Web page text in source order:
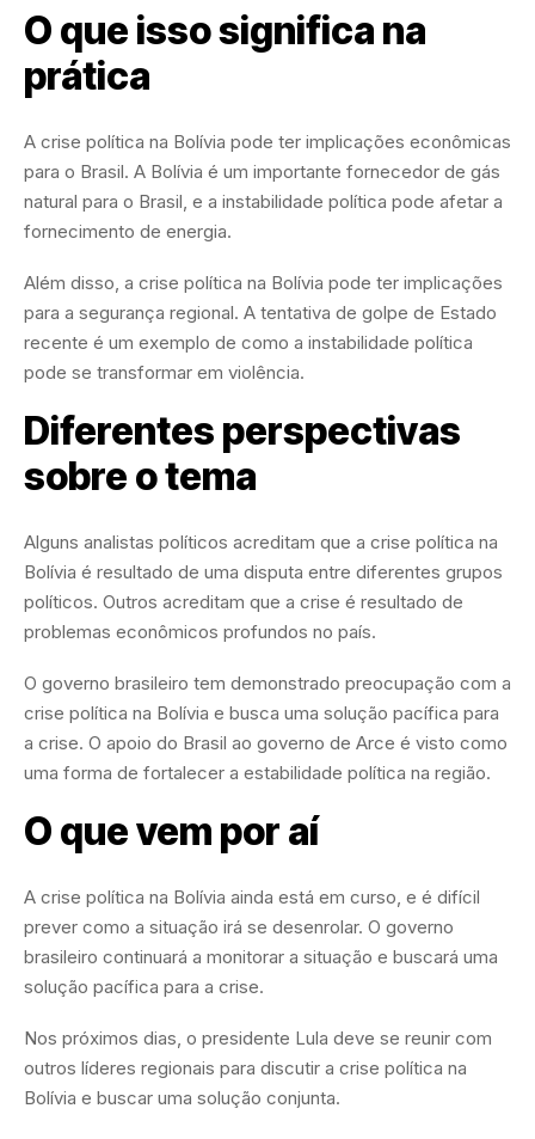
O que isso significa na
prática
A crise política na Bolívia pode ter implicações econômicas
para o Brasil. A Bolívia é um importante fornecedor de gás
natural para o Brasil, e a instabilidade política pode afetar a
fornecimento de energia.
Além disso, a crise política na Bolívia pode ter implicações
para a segurança regional. A tentativa de golpe de Estado
recente é um exemplo de como a instabilidade política
pode se transformar em violência.
Diferentes perspectivas
sobre o tema
Alguns analistas políticos acreditam que a crise política na
Bolívia é resultado de uma disputa entre diferentes grupos
políticos. Outros acreditam que a crise é resultado de
problemas econômicos profundos no país.
O governo brasileiro tem demonstrado preocupação com a
crise política na Bolívia e busca uma solução pacífica para
a crise. O apoio do Brasil ao governo de Arce é visto como
uma forma de fortalecer a estabilidade política na região.
O que vem por aí
A crise política na Bolívia ainda está em curso, e é difícil
prever como a situação irá se desenrolar. O governo
brasileiro continuará a monitorar a situação e buscará uma
solução pacífica para a crise.
Nos próximos dias, o presidente Lula deve se reunir com
outros líderes regionais para discutir a crise política na
Bolívia e buscar uma solução conjunta.